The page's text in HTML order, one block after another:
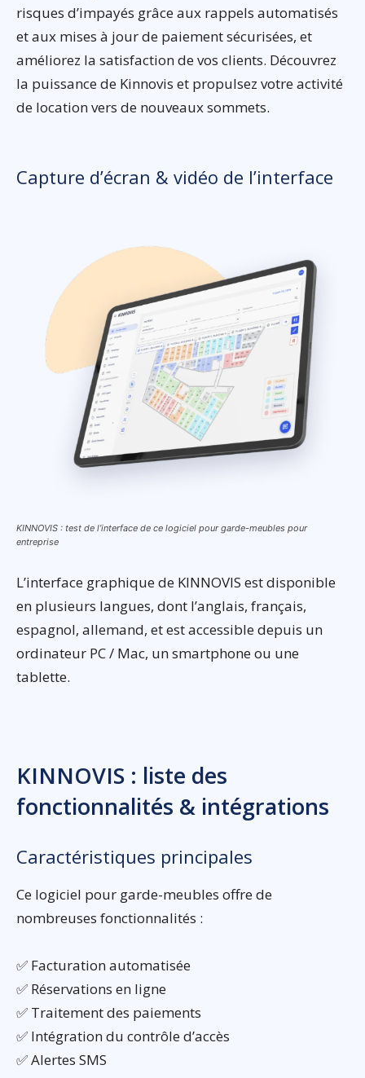
risques d’impayés grâce aux rappels automatisés
et aux mises à jour de paiement sécurisées, et
améliorez la satisfaction de vos clients. Découvrez
la puissance de Kinnovis et propulsez votre activité
de location vers de nouveaux sommets.
Capture d’écran & vidéo de l’interface
KINNOVIS : test de l’interface de ce logiciel pour garde-meubles pour
entreprise
L’interface graphique de KINNOVIS est disponible
en plusieurs langues, dont l’anglais, français,
espagnol, allemand, et est accessible depuis un
ordinateur PC / Mac, un smartphone ou une
tablette.
KINNOVIS : liste des
fonctionnalités & intégrations
Caractéristiques principales
Ce logiciel pour garde-meubles offre de
nombreuses fonctionnalités :
✅ Facturation automatisée
✅ Réservations en ligne
✅ Traitement des paiements
✅ Intégration du contrôle d’accès
✅ Alertes SMS